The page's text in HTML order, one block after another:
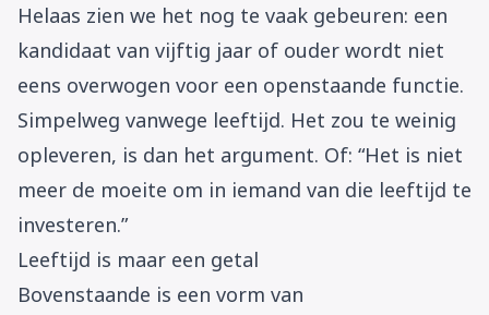
Helaas zien we het nog te vaak gebeuren: een
kandidaat van vijftig jaar of ouder wordt niet
eens overwogen voor een openstaande functie.
Simpelweg vanwege leeftijd. Het zou te weinig
opleveren, is dan het argument. Of: “Het is niet
meer de moeite om in iemand van die leeftijd te
investeren.”
Leeftijd is maar een getal
Bovenstaande is een vorm van